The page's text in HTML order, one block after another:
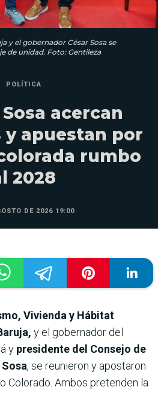
y el gobernador César Sosa se
de unidad. Foto: Gentileza
POLÍTICA
acercan
y apuestan por
rumbo
2028
DE 2026 19:00
Vivienda y Hábitat
y el gobernador del
y presidente del Consejo de
, se reunieron y apostaron
Colorado. Ambos pretenden la